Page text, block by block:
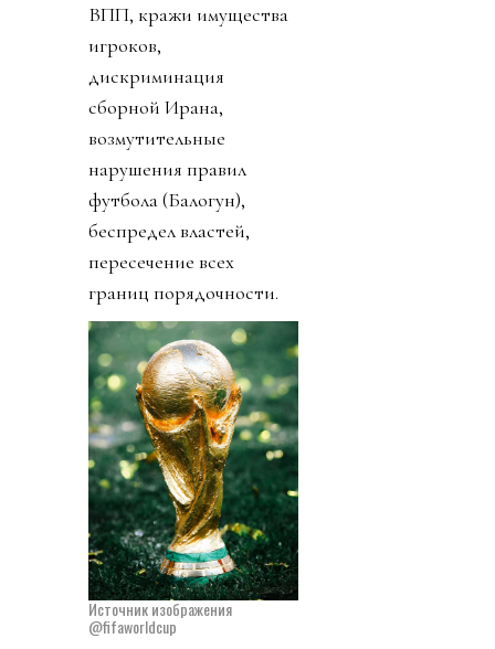
ВПП, кражи имущества
игроков,
дискриминация
сборной Ирана,
возмутительные
нарушения правил
футбола (Балогун),
беспредел властей,
пересечение всех
границ порядочности.
Источник изображения
@fifaworldcup